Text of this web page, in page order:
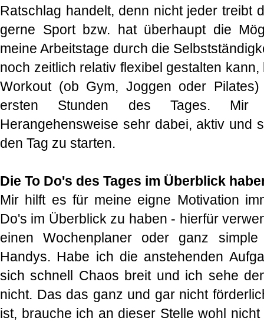
Ratschlag handelt, denn nicht jeder treibt
gerne Sport bzw. hat überhaupt die
meine Arbeitstage durch die
noch zeitlich relativ flexibel gestalten
Workout (ob Gym, Joggen oder
ersten Stunden des Tages. Mir
Herangehensweise sehr dabei, aktiv und
den Tag zu starten.
Die To Do's des Tages im Überblick
Mir hilft es für meine eigne Motivation
Do's im Überblick zu haben - hierfür
einen Wochenplaner oder ganz
Handys. Habe ich die anstehenden
sich schnell Chaos breit und ich sehe
nicht. Das das ganz und gar nicht
ist, brauche ich an dieser Stelle wohl